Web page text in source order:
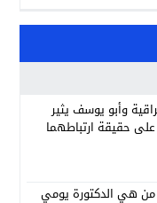
وأبو يوسف يثير
حقيقة ارتباطهما
هي الدكتورة يومي